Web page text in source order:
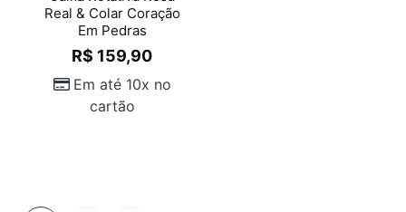
Real & Colar Coração
Em Pedras
R$ 159,90
Em até 10x no
cartão